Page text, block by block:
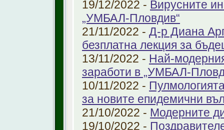
19/12/2022 - Вирусните
„УМБАЛ-Пловдив“
21/11/2022 - Д-р Диана
безплатна лекция за
13/11/2022 - Най-
заработи в „УМБАЛ-
10/11/2022 -
за новите епидемични
21/10/2022 - Модерните
19/10/2022 -